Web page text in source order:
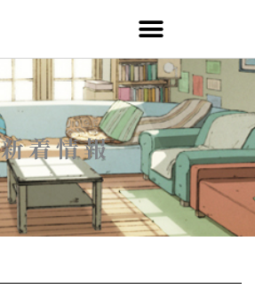
新着情報